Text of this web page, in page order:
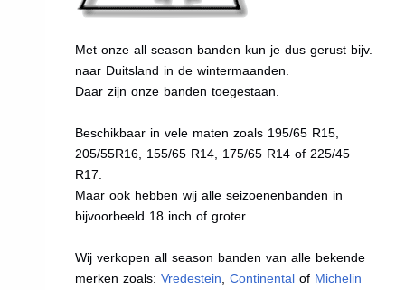
Met onze all season banden kun je dus gerust bijv.
naar Duitsland in de wintermaanden.
Daar zijn onze banden toegestaan.
Beschikbaar in vele maten zoals 195/65 R15,
205/55R16, 155/65 R14, 175/65 R14 of 225/45
R17.
Maar ook hebben wij alle seizoenenbanden in
bijvoorbeeld 18 inch of groter.
Wij verkopen all season banden van alle bekende
merken zoals:Vredestein ,Continental of Michelin